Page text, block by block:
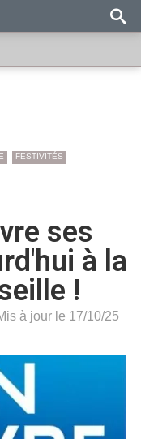
FESTIVITÉS
ses
à la
!
à jour le 17/10/25